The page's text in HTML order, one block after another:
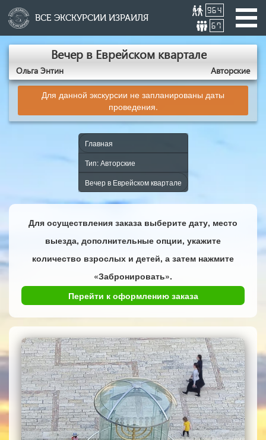
ВСЕ ЭКСКУРСИИ ИЗРАИЛЯ
964
67
Вечер в Еврейском квартале
Ольга Энтин Авторские
Для данной экскурсии не запланированы даты
проведения.
Главная
Тип: Авторские
Вечер в Еврейском квартале
Для осуществления заказа выберите дату, место
выезда, дополнительные опции, укажите
количество взрослых и детей, а затем нажмите
«Забронировать».
Перейти к оформлению заказа